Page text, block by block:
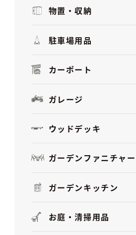
物置・収納
駐車場用品
カーポート
ガレージ
ウッドデッキ
ガーデンファニチャー
ガーデンキッチン
お庭・清掃用品